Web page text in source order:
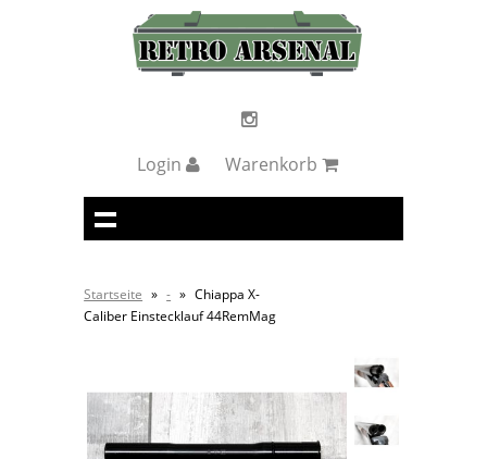
Login Warenkorb
Startseite » - » Chiappa X-
Caliber Einstecklauf 44RemMag